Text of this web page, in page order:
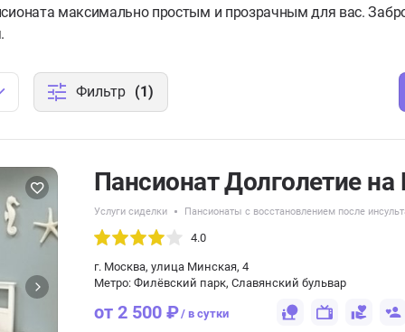
максимально простым и прозрачным для вас.
Фильтр (1)
Пансионат Долголетие
Услуги сиделки Пансионаты с восстановлением после
4.0
г. Москва, улица Минская, 4
Метро: Филёвский парк, Славянский бульвар
от 2 500 ₽/ в сутки